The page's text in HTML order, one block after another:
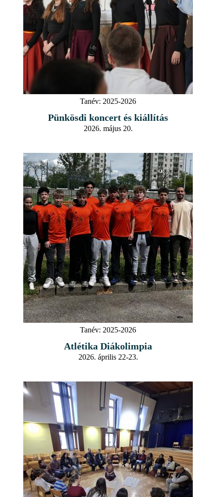
Tanév: 2025-2026
Pünkösdi koncert és kiállítás
2026. május 20.
Tanév: 2025-2026
Atlétika Diákolimpia
2026. április 22-23.